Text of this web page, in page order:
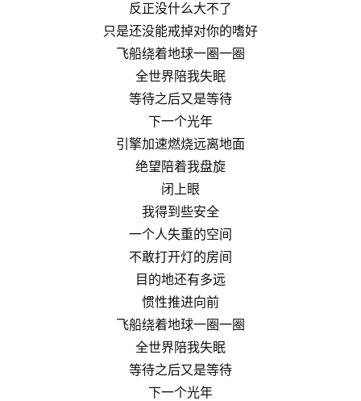
反正没什么大不了
只是还没能戒掉对你的嗜好
飞船绕着地球一圈一圈
全世界陪我失眠
等待之后又是等待
下一个光年
引擎加速燃烧远离地面
绝望陪着我盘旋
闭上眼
我得到些安全
一个人失重的空间
不敢打开灯的房间
目的地还有多远
惯性推进向前
飞船绕着地球一圈一圈
全世界陪我失眠
等待之后又是等待
下一个光年